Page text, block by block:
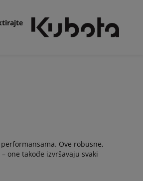
Ove robusne,
one takođe izvršavaju svaki